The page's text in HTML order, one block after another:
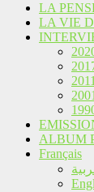
LA
LA VIE
ALBUM
Français